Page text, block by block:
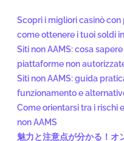
Scopri i migliori casinò
come ottenere i tuoi soldi
Siti non AAMS: cosa
piattaforme non
Siti non AAMS: guida
funzionamento e
Come orientarsi tra i rischi
non AAMS
魅力と注意点が分かる！オ